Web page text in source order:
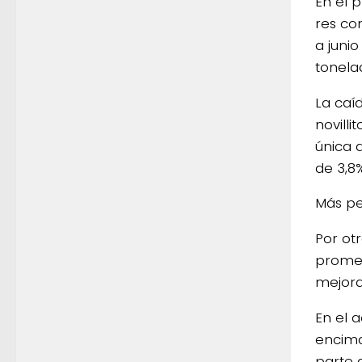
res
a
La
única
de
Más
Por
En el